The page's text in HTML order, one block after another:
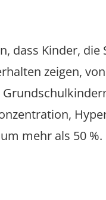
dass Kinder,
zeigen,
mehr als 50 %.